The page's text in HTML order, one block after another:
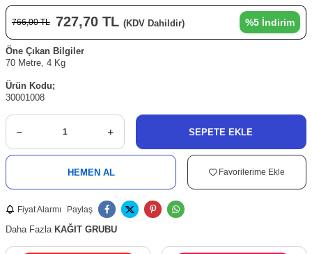
766,00TL 727,70 TL (KDV Dahildir) %5 İndirim
Öne Çıkan Bilgiler
70 Metre, 4 Kg
Ürün Kodu;
30001008
SEPETE EKLE
HEMEN AL Favorilerime Ekle
Fiyat Alarmı Paylaş
Daha Fazla KAĞIT GRUBU